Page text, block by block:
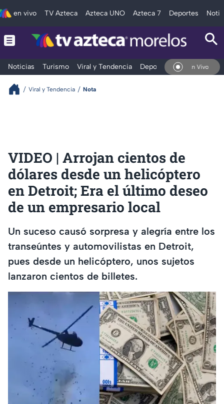
en vivo TV Azteca Azteca UNO Azteca 7 Deportes
Noticias Turismo Viral y Tendencia Deportes Espectáculos
En Vivo
Viral y Tendencia Nota
VIDEO | Arrojan cientos de
dólares desde un helicóptero
en Detroit; Era el último deseo
de un empresario local
Un suceso causó sorpresa y alegría entre los
transeúntes y automovilistas en Detroit,
pues desde un helicóptero, unos sujetos
lanzaron cientos de billetes.